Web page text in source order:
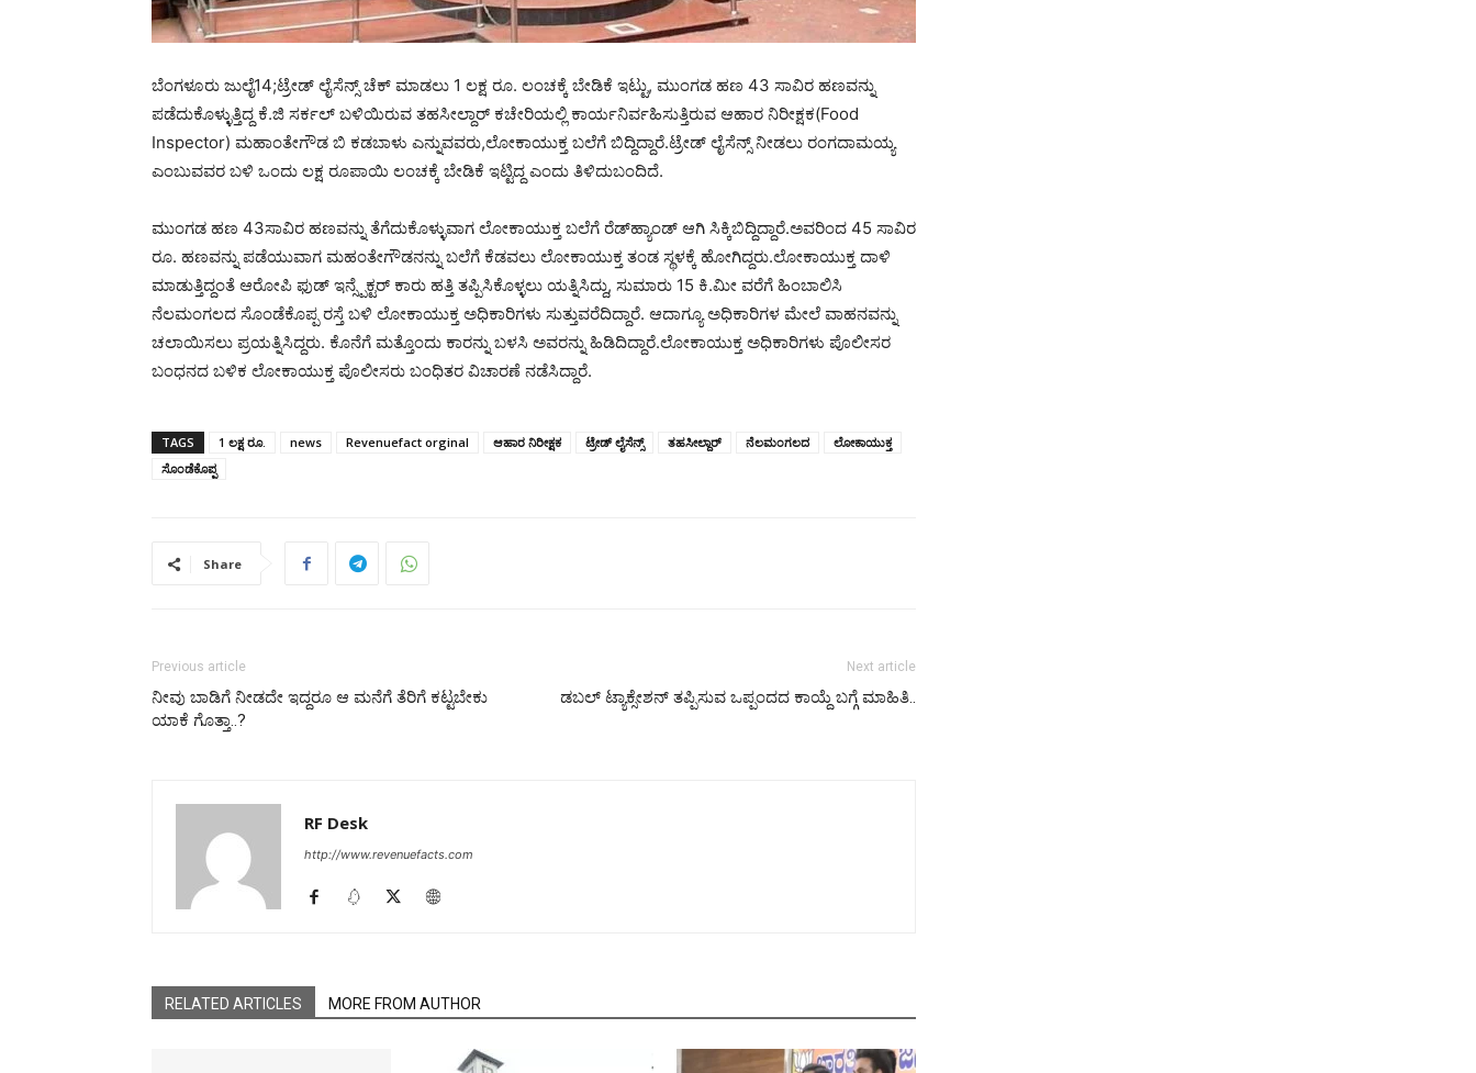
ಬೆಂಗಳೂರು ಜುಲೈ14;ಟ್ರೇಡ್ ಲೈಸೆನ್ಸ್ ಚೆಕ್ ಮಾಡಲು 1 ಲಕ್ಷ ರೂ. ಲಂಚಕ್ಕೆ ಬೇಡಿಕೆ ಇಟ್ಟು, ಮುಂಗಡ ಹಣ 43 ಸಾವಿರ ಹಣವನ್ನು
ಪಡೆದುಕೊಳ್ಳುತ್ತಿದ್ದ ಕೆ.ಜಿ ಸರ್ಕಲ್ ಬಳಿಯಿರುವ ತಹಸೀಲ್ದಾರ್ ಕಚೇರಿಯಲ್ಲಿ ಕಾರ್ಯನಿರ್ವಹಿಸುತ್ತಿರುವ ಆಹಾರ ನಿರೀಕ್ಷಕ(Food
Inspector) ಮಹಾಂತೇಗೌಡ ಬಿ ಕಡಬಾಳು ಎನ್ನುವವರು,ಲೋಕಾಯುಕ್ತ ಬಲೆಗೆ ಬಿದ್ದಿದ್ದಾರೆ.ಟ್ರೇಡ್​ ಲೈಸೆನ್ಸ್​ ನೀಡಲು ರಂಗದಾಮಯ್ಯ
ಎಂಬುವವರ ಬಳಿ ಒಂದು ಲಕ್ಷ ರೂಪಾಯಿ ಲಂಚಕ್ಕೆ ಬೇಡಿಕೆ ಇಟ್ಟಿದ್ದ ಎಂದು ತಿಳಿದುಬಂದಿದೆ.
ಮುಂಗಡ ಹಣ 43ಸಾವಿರ ಹಣವನ್ನು ತೆಗೆದುಕೊಳ್ಳುವಾಗ ಲೋಕಾಯುಕ್ತ ಬಲೆಗೆ ರೆಡ್​ಹ್ಯಾಂಡ್​ ಆಗಿ ಸಿಕ್ಕಿಬಿದ್ದಿದ್ದಾರೆ.ಅವರಿಂದ 45 ಸಾವಿರ
ರೂ. ಹಣವನ್ನು ಪಡೆಯುವಾಗ ಮಹಂತೇಗೌಡನನ್ನು ಬಲೆಗೆ ಕೆಡವಲು ಲೋಕಾಯುಕ್ತ ತಂಡ ಸ್ಥಳಕ್ಕೆ ಹೋಗಿದ್ದರು.ಲೋಕಾಯುಕ್ತ ದಾಳಿ
ಮಾಡುತ್ತಿದ್ದಂತೆ ಆರೋಪಿ ಫುಡ್ ಇನ್ಸ್ಪೆಕ್ಟರ್​ ಕಾರು ಹತ್ತಿ ತಪ್ಪಿಸಿಕೊಳ್ಳಲು ಯತ್ನಿಸಿದ್ದು, ಸುಮಾರು 15 ಕಿ.ಮೀ ವರೆಗೆ ಹಿಂಬಾಲಿಸಿ
ನೆಲಮಂಗಲದ ಸೊಂಡೆಕೊಪ್ಪ ರಸ್ತೆ ಬಳಿ ಲೋಕಾಯುಕ್ತ ಅಧಿಕಾರಿಗಳು ಸುತ್ತುವರೆದಿದ್ದಾರೆ. ಆದಾಗ್ಯೂ ಅಧಿಕಾರಿಗಳ ಮೇಲೆ ವಾಹನವನ್ನು
ಚಲಾಯಿಸಲು ಪ್ರಯತ್ನಿಸಿದ್ದರು. ಕೊನೆಗೆ ಮತ್ತೊಂದು ಕಾರನ್ನು ಬಳಸಿ ಅವರನ್ನು ಹಿಡಿದಿದ್ದಾರೆ.ಲೋಕಾಯುಕ್ತ ಅಧಿಕಾರಿಗಳು ಪೊಲೀಸರ
ಬಂಧನದ ಬಳಿಕ ಲೋಕಾಯುಕ್ತ ಪೊಲೀಸರು ಬಂಧಿತರ ವಿಚಾರಣೆ ನಡೆಸಿದ್ದಾರೆ.
TAGS 1 ಲಕ್ಷ ರೂ. news Revenuefact orginal ಆಹಾರ ನಿರೀಕ್ಷಕ ಟ್ರೇಡ್ ಲೈಸೆನ್ಸ್ ತಹಸೀಲ್ದಾರ್ ನೆಲಮಂಗಲದ
ಲೋಕಾಯುಕ್ತ
ಸೊಂಡೆಕೊಪ್ಪ
Share
Previous article
ನೀವು ಬಾಡಿಗೆ ನೀಡದೇ ಇದ್ದರೂ ಆ ಮನೆಗೆ ತೆರಿಗೆ ಕಟ್ಟಬೇಕು
ಯಾಕೆ ಗೊತ್ತಾ..?
Next article
ಡಬಲ್ ಟ್ಯಾಕ್ಸೇಶನ್ ತಪ್ಪಿಸುವ ಒಪ್ಪಂದದ ಕಾಯ್ದೆ ಬಗ್ಗೆ ಮಾಹಿತಿ..
RF Desk
http://www.revenuefacts.com
RELATED ARTICLES MORE FROM AUTHOR